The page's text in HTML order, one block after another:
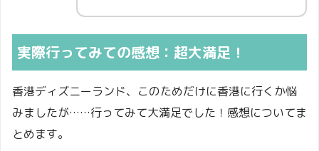
実際行ってみての感想：超大満足！
香港ディズニーランド、このためだけに香港に行くか悩
みましたが……行ってみて大満足でした！感想についてま
とめます。